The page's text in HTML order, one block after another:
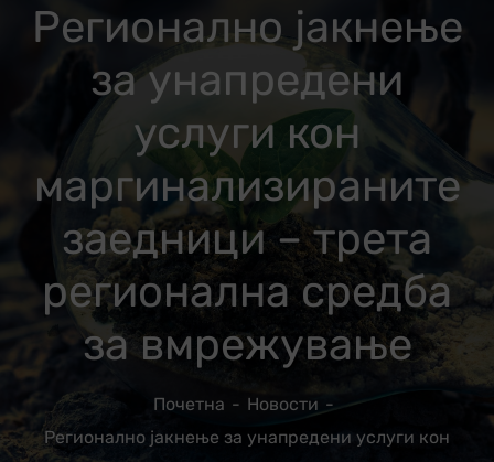
Регионално јакнење
за унапредени
услуги кон
маргинализираните
заедници – трета
регионална средба
за вмрежување
Почетна
Новости
Регионално јакнење за унапредени услуги кон